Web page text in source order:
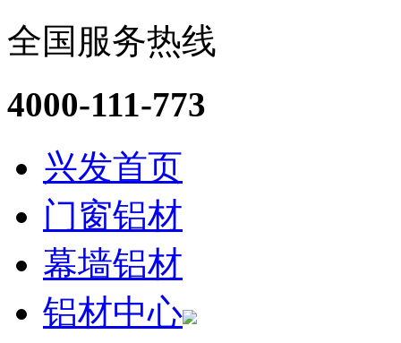
全国服务热线
4000-111-773
兴发首页
门窗铝材
幕墙铝材
铝材中心